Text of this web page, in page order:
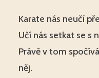
Karate nás neučí
Učí nás setkat se s
Právě v tom
něj.